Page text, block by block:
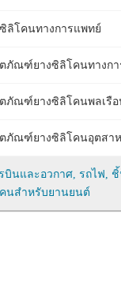
ลิโคนทางการแพทย์
ภัณฑ์ยางซิลิโคนทางกา
ภัณฑ์ยางซิลิโคนพลเรื
ภัณฑ์ยางซิลิโคนอุตสา
บินและอวกาศ, รถไฟ,
นสำหรับยานยนต์